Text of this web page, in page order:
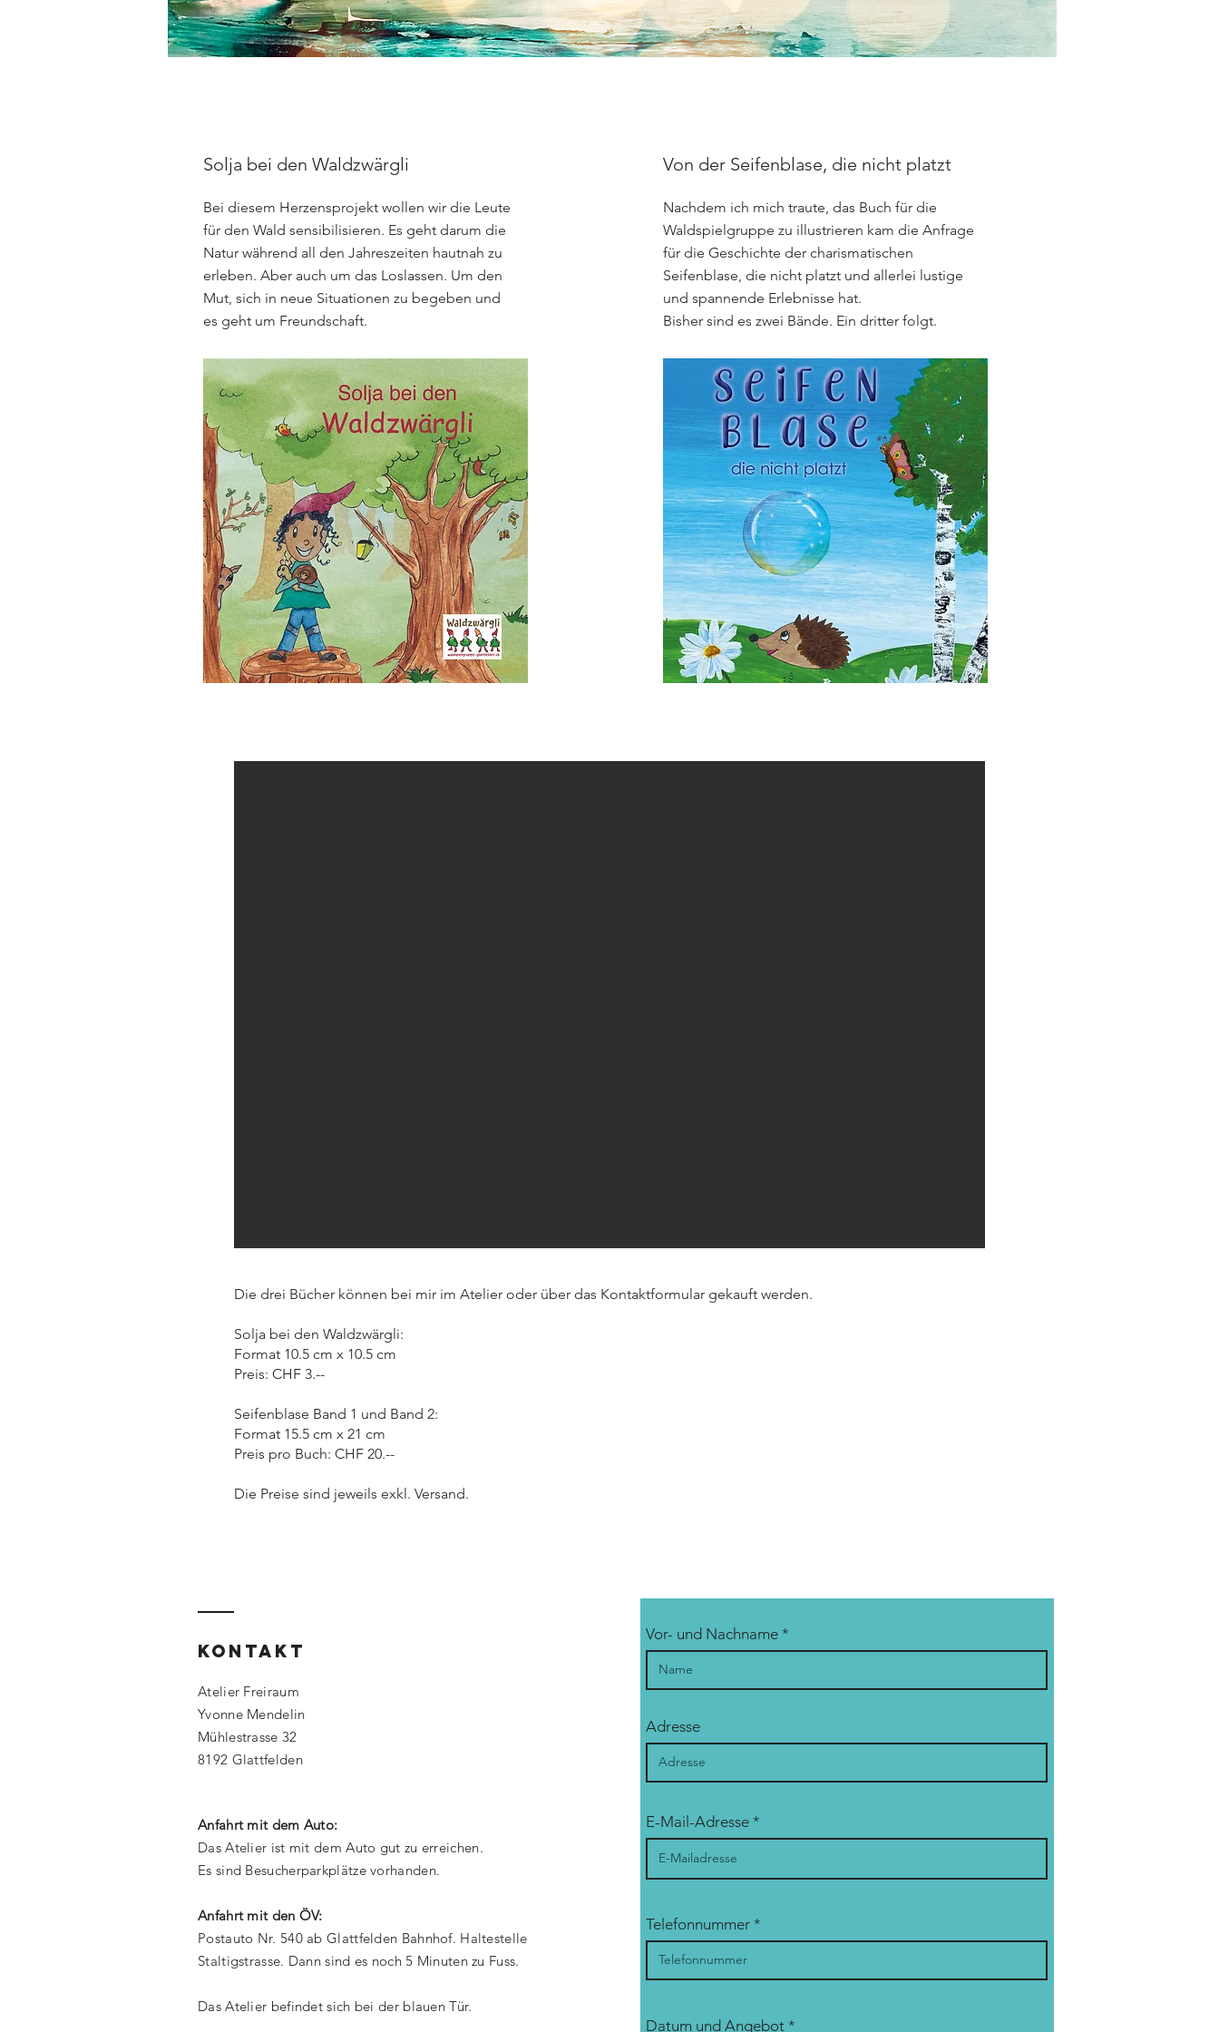
Solja bei den Waldzwärgli
Bei diesem Herzensprojekt wollen wir die Leute
für den Wald sensibilisieren. Es geht darum die
Natur während all den Jahreszeiten hautnah zu
erleben. Aber auch um das Loslassen. Um den
Mut, sich in neue Situationen zu begeben und
es geht um Freundschaft.
Von der Seifenblase, die nicht platzt
Nachdem ich mich traute, das Buch für die
Waldspielgruppe zu illustrieren kam die Anfrage
für die Geschichte der charismatischen
Seifenblase, die nicht platzt und allerlei lustige
und spannende Erlebnisse hat.
Bisher sind es zwei Bände. Ein dritter folgt.
Die drei Bücher können bei mir im Atelier oder über das Kontaktformular gekauft werden.
Solja bei den Waldzwärgli:
Format 10.5 cm x 10.5 cm
Preis: CHF 3.--
Seifenblase Band 1 und Band 2:
Format 15.5 cm x 21 cm
Preis pro Buch: CHF 20.--
Die Preise sind jeweils exkl. Versand.
KONTAKT
Atelier Freiraum
Yvonne Mendelin
Mühlestrasse 32
8192 Glattfelden
Anfahrt mit dem Auto:
Das Atelier ist mit dem Auto gut zu erreichen.
Es sind Besucherparkplätze vorhanden.
Anfahrt mit den ÖV:
Postauto Nr. 540 ab Glattfelden Bahnhof. Haltestelle
Staltigstrasse. Dann sind es noch 5 Minuten zu Fuss.
Das Atelier befindet sich bei der blauen Tür.
Vor- und Nachname
Adresse
E-Mail-Adresse
Telefonnummer
Datum und Angebot